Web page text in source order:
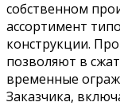
собственном
ассортимент
конструкции.
позволяют в
временные
Заказчика,